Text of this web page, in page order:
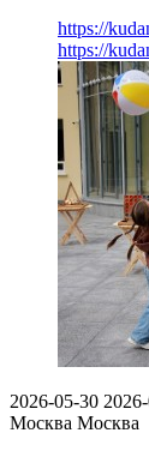
https://
https://
2026-05-30
Москва Москва